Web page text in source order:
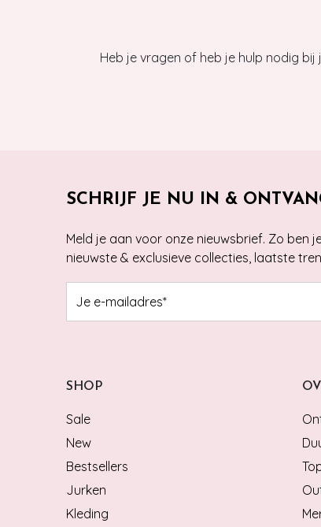
Heb je vragen of heb je hulp nodig
SCHRIJF JE NU IN &
Meld je aan voor onze nieuwsbrief. Zo ben
nieuwste & exclusieve collecties, laatste
SHOP
Sale
New
Bestsellers
Jurken
Kleding